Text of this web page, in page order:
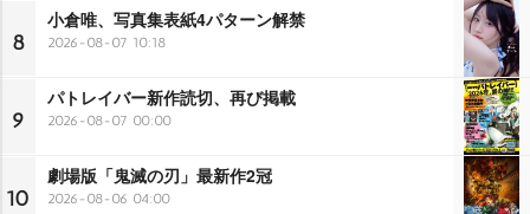
8
小倉唯、写真集表紙4パターン解禁
2026-08-07 10:18
9
パトレイバー新作読切、再び掲載
2026-08-07 00:00
10
劇場版「鬼滅の刃」最新作2冠
2026-08-06 04:00